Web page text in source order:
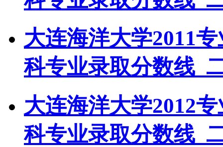
大连海洋大学2011
科专业录取分数线_
大连海洋大学2012
科专业录取分数线_